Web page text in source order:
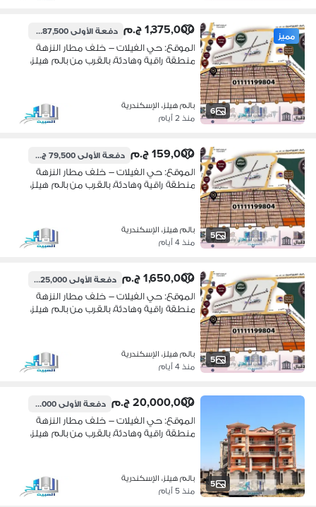
6
مميز 1,375,000 ج.م دفعة الأولى687,500 ج.م
الموقع: حي الفيلات – خلف مطار النزهة
منطقة راقية وهادئة، بالقرب من بالم هيلز،
بالم هيلز، الإسكندرية
منذ 2 أيام
5
159,000 ج.م دفعة الأولى79,500 ج.م
الموقع: حي الفيلات – خلف مطار النزهة
منطقة راقية وهادئة، بالقرب من بالم هيلز،
بالم هيلز، الإسكندرية
منذ 4 أيام
5
1,650,000 ج.م دفعة الأولى825,000 ج.م
الموقع: حي الفيلات – خلف مطار النزهة
منطقة راقية وهادئة، بالقرب من بالم هيلز،
بالم هيلز، الإسكندرية
منذ 4 أيام
5
20,000,000 ج.م دفعة الأولى10,000,000 ج.م
الموقع: حي الفيلات – خلف مطار النزهة
منطقة راقية وهادئة، بالقرب من بالم هيلز،
بالم هيلز، الإسكندرية
منذ 5 أيام